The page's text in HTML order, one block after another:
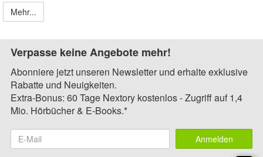
Mehr...
Verpasse keine Angebote mehr!
Abonniere jetzt unseren Newsletter und erhalte exklusive
Rabatte und Neuigkeiten.
Extra-Bonus: 60 Tage Nextory kostenlos - Zugriff auf 1,4
Mio. Hörbücher & E-Books.*
Anmelden